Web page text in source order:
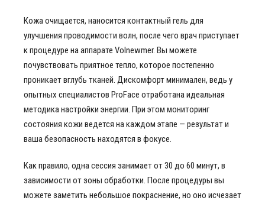
Кожа очищается, наносится контактный гель для
улучшения проводимости волн, после чего врач приступает
к процедуре на аппарате Volnewmer. Вы можете
почувствовать приятное тепло, которое постепенно
проникает вглубь тканей. Дискомфорт минимален, ведь у
опытных специалистов ProFace отработана идеальная
методика настройки энергии. При этом мониторинг
состояния кожи ведется на каждом этапе — результат и
ваша безопасность находятся в фокусе.
Как правило, одна сессия занимает от 30 до 60 минут, в
зависимости от зоны обработки. После процедуры вы
можете заметить небольшое покраснение, но оно исчезает